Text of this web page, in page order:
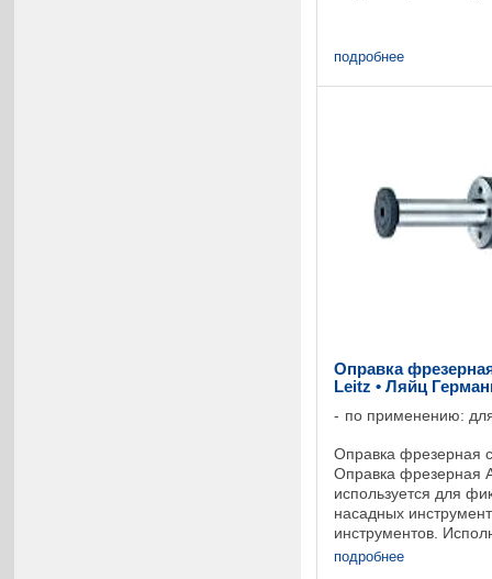
подробнее
Оправка
Leitz • Ляйц
по применению:
Оправка фрезерная
Оправка фрезерная
используется для
насадных
инструментов.
конус, в
подробнее